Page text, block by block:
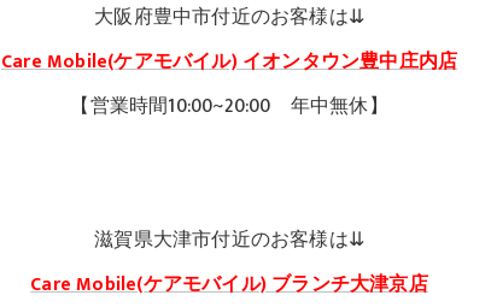
大阪府豊中市付近のお客様は⇊
Care Mobile(ケアモバイル) イオンタウン豊中庄内店
【営業時間10:00~20:00 年中無休】
滋賀県大津市付近のお客様は⇊
Care Mobile(ケアモバイル) ブランチ大津京店